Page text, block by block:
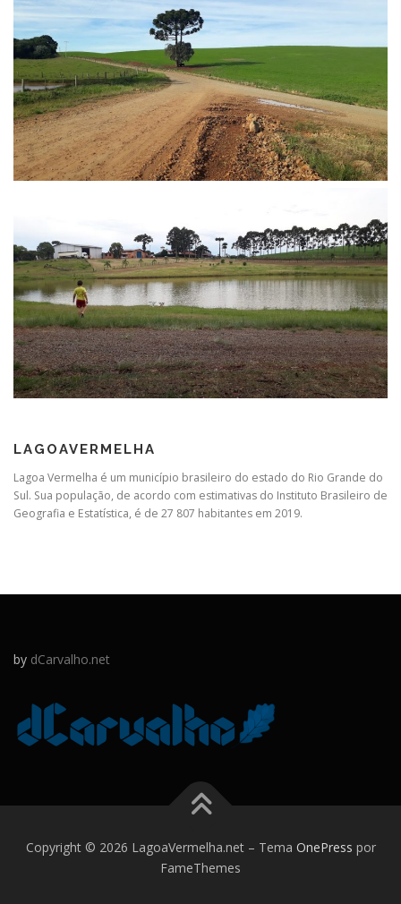
LAGOAVERMELHA
Lagoa Vermelha é um município brasileiro do estado do Rio Grande do
Sul. Sua população, de acordo com estimativas do Instituto Brasileiro de
Geografia e Estatística, é de 27 807 habitantes em 2019.
by dCarvalho.net
Copyright © 2026 LagoaVermelha.net – Tema OnePress por
FameThemes